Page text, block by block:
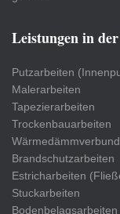
Leistungen in
Putzarbeiten
Malerarbeiten
Tapezierarbeiten
Trockenbauarbeiten
Brandschutzarbeiten
Estricharbeiten
Stuckarbeiten
Bodenbelagsarbeiten